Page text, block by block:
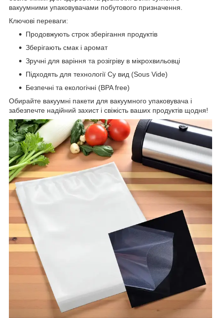
вакуумними упаковувачами побутового призначення.
Ключові переваги:
Продовжують строк зберігання продуктів
Зберігають смак і аромат
Зручні для варіння та розігріву в мікрохвильовці
Підходять для технології Су вид (Sous Vide)
Безпечні та екологічні (BPA free)
Обирайте вакуумні пакети для вакуумного упаковувача і
забезпечте надійний захист і свіжість ваших продуктів щодня!